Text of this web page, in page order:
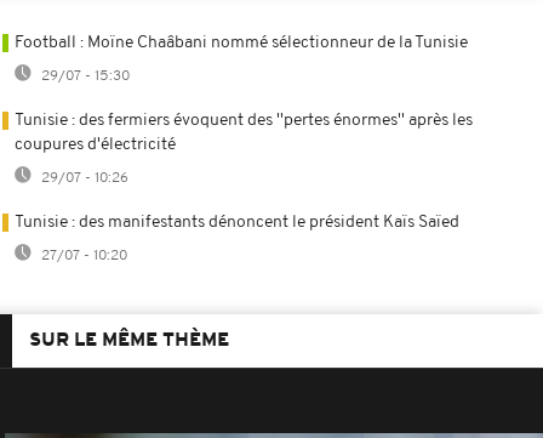
Football : Moïne Chaâbani nommé sélectionneur de la Tunisie
29/07 - 15:30
Tunisie : des fermiers évoquent des ''pertes énormes'' après les
coupures d'électricité
29/07 - 10:26
Tunisie : des manifestants dénoncent le président Kaïs Saïed
27/07 - 10:20
SUR LE MÊME THÈME